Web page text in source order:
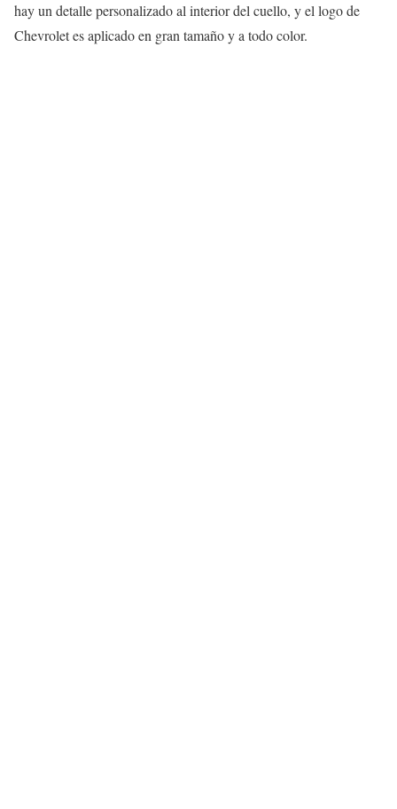
hay un detalle personalizado al interior del cuello, y el logo de
Chevrolet es aplicado en gran tamaño y a todo color.